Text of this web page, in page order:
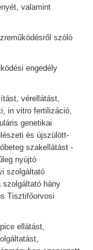
valamint
szóló
engedély
vérellátást,
in vitro fertilizáció,
genetikai
és újszülött-
szakellátást -
nyújtó
szolgáltató
szolgáltató hány
Tisztifőorvosi
ellátást,